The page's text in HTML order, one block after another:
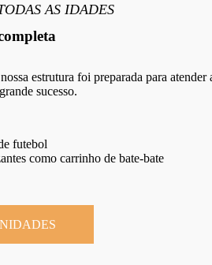
AS IDADES
estrutura foi preparada para atender
sucesso.
futebol
como carrinho de bate-bate